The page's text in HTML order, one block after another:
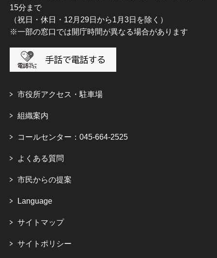
15分まで
（祝日・休日・12月29日から1月3日を除く）
※一部の窓口では開庁時間が異なる場合があります
市役所アクセス・駐車場
組織案内
コールセンター：045-664-2525
よくある質問
市民からの提案
Language
サイトマップ
サイトポリシー